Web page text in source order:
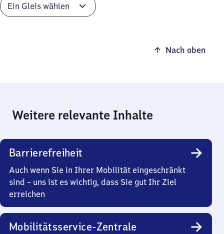
Nach oben
Weitere relevante Inhalte
Barrierefreiheit
Auch wenn Sie in Ihrer Mobilität eingeschränkt
sind – uns ist es wichtig, dass Sie gut Ihr Ziel
erreichen
Mobilitätsservice-Zentrale